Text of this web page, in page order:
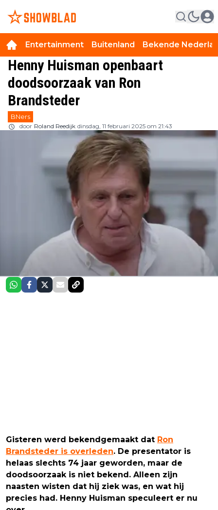
Entertainment Buitenland Bekende
Henny Huisman openbaart
doodsoorzaak van Ron
Brandsteder
BNers
door Roland Reedijk dinsdag, 11 februari 2025 om 21:43
Gisteren werd bekendgemaakt dat Ron
Brandsteder is overleden. De presentator is
helaas slechts 74 jaar geworden, maar de
doodsoorzaak is niet bekend. Alleen zijn
naasten wisten dat hij ziek was, en wat hij
precies had. Henny Huisman speculeert er nu